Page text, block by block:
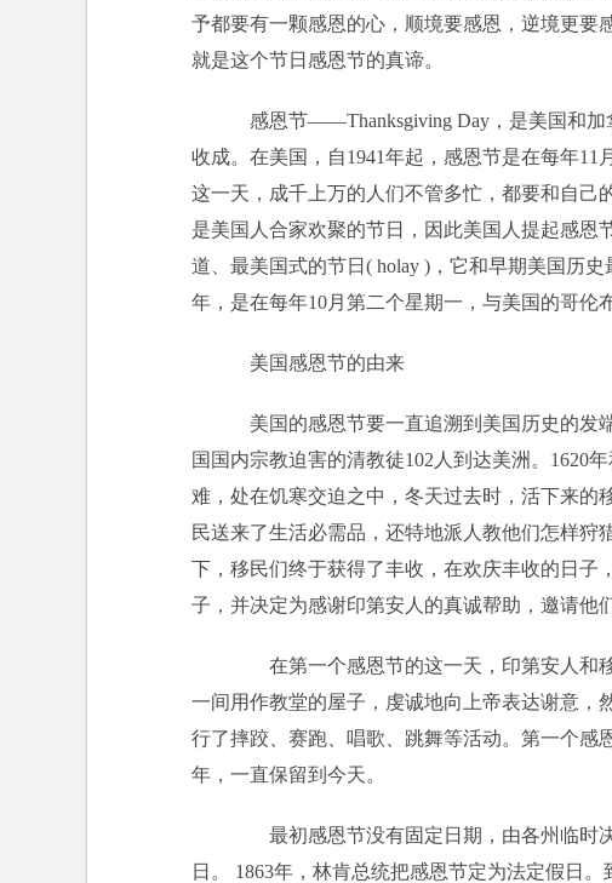
予都要有一颗感恩的心，顺境要感恩，逆境更
就是这个节日感恩节的真谛。
感恩节——Thanksgiving Day，是美国和加
收成。在美国，自1941年起，感恩节是在每年
这一天，成千上万的人们不管多忙，都要和自己
是美国人合家欢聚的节日，因此美国人提起感
道、最美国式的节日( holay )，它和早期美国历
年，是在每年10月第二个星期一，与美国的哥伦
美国感恩节的由来
美国的感恩节要一直追溯到美国历史的发
国国内宗教迫害的清教徒102人到达美洲。1620
难，处在饥寒交迫之中，冬天过去时，活下来的
民送来了生活必需品，还特地派人教他们怎样
下，移民们终于获得了丰收，在欢庆丰收的日子
子，并决定为感谢印第安人的真诚帮助，邀请他
在第一个感恩节的这一天，印第安人和
一间用作教堂的屋子，虔诚地向上帝表达谢意，
行了摔跤、赛跑、唱歌、跳舞等活动。第一个感
年，一直保留到今天。
最初感恩节没有固定日期，由各州临时
日。 1863年，林肯总统把感恩节定为法定假日